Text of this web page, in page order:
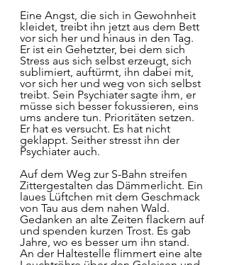
Eine Angst, die sich in Gewohnheit
kleidet, treibt ihn jetzt aus dem Bett
vor sich her und hinaus in den Tag.
Er ist ein Gehetzter, bei dem sich
Stress aus sich selbst erzeugt, sich
sublimiert, auftürmt, ihn dabei mit,
vor sich her und weg von sich selbst
treibt. Sein Psychiater sagte ihm, er
müsse sich besser fokussieren, eins
ums andere tun. Prioritäten setzen.
Er hat es versucht. Es hat nicht
geklappt. Seither stresst ihn der
Psychiater auch.
Auf dem Weg zur S-Bahn streifen
Zittergestalten das Dämmerlicht. Ein
laues Lüftchen mit dem Geschmack
von Tau aus dem nahen Wald.
Gedanken an alte Zeiten flackern auf
und spenden kurzen Trost. Es gab
Jahre, wo es besser um ihn stand.
An der Haltestelle flimmert eine alte